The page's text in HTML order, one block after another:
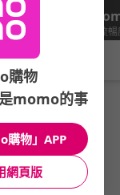
下載
給你3倍流
內衣/襪子/推薦品牌▼
館長推薦 月銷量
購物
momo的事
購物」APP
網頁版